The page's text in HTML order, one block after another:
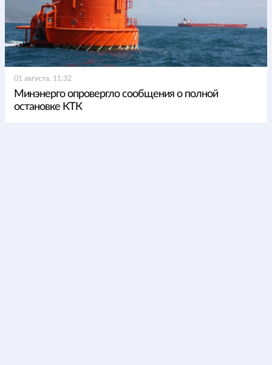
01 августа, 11:32
Минэнерго опровергло сообщения о полной
остановке КТК